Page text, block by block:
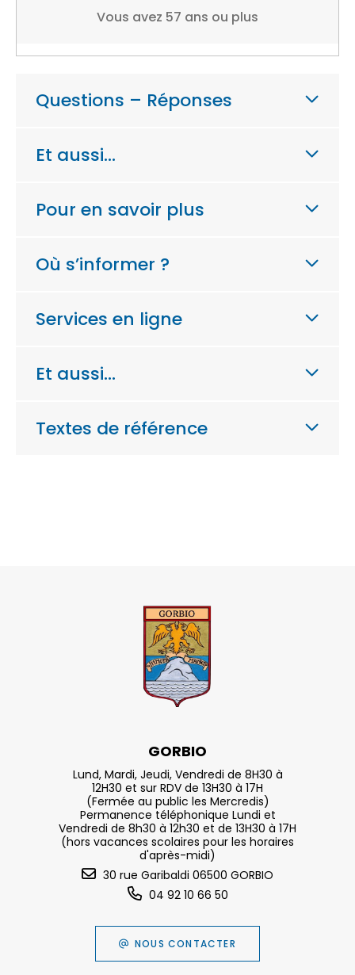
Vous avez 57 ans ou plus
Questions – Réponses
Et aussi…
Pour en savoir plus
Où s’informer ?
Services en ligne
Et aussi…
Textes de référence
GORBIO
Lund, Mardi, Jeudi, Vendredi de 8H30 à
12H30 et sur RDV de 13H30 à 17H
(Fermée au public les Mercredis)
Permanence téléphonique Lundi et
Vendredi de 8h30 à 12h30 et de 13H30 à 17H
(hors vacances scolaires pour les horaires
d'après-midi)
30 rue Garibaldi 06500 GORBIO
04 92 10 66 50
NOUS CONTACTER